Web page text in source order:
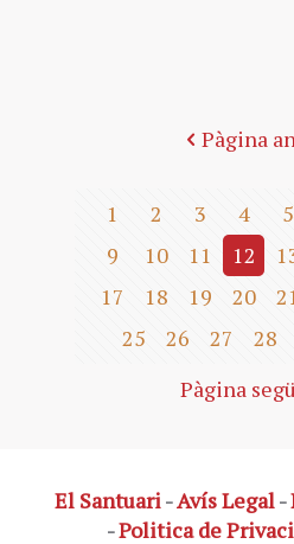
Pàgina
1 2 3 4 5
9
10 11 12
17
18 19 20
25
26 27 28
Pàgina
El Santuari-Avís Legal-
-Politica de